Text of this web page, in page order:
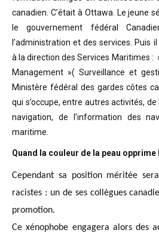
canadien. C’était à Ottawa. Le jeune
le gouvernement fédéral
l’administration et des services. Puis
à la direction des Services Maritimes
Management »( Surveillance et
Ministère fédéral des gardes côtes
qui s’occupe, entre autres activités, de
navigation, de l’information des
maritime.
Quand la couleur de la peau
Cependant sa position méritée
racistes : un de ses collègues
promotion.
Ce xénophobe engagera alors des